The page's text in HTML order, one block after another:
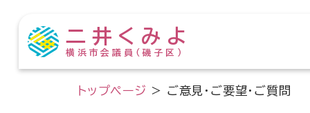
二井くみよ
横浜市会議員（磯子区）
トップページ > ご意見・ご要望・ご質問